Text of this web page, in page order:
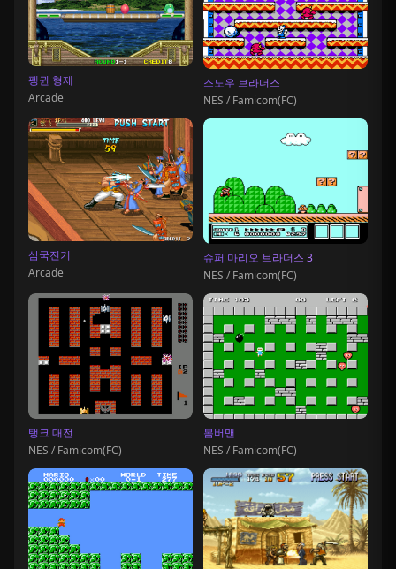
펭귄 형제
Arcade
스노우 브라더스
NES / Famicom(FC)
삼국전기
Arcade
슈퍼 마리오 브라더스 3
NES / Famicom(FC)
탱크 대전
NES / Famicom(FC)
봄버맨
NES / Famicom(FC)